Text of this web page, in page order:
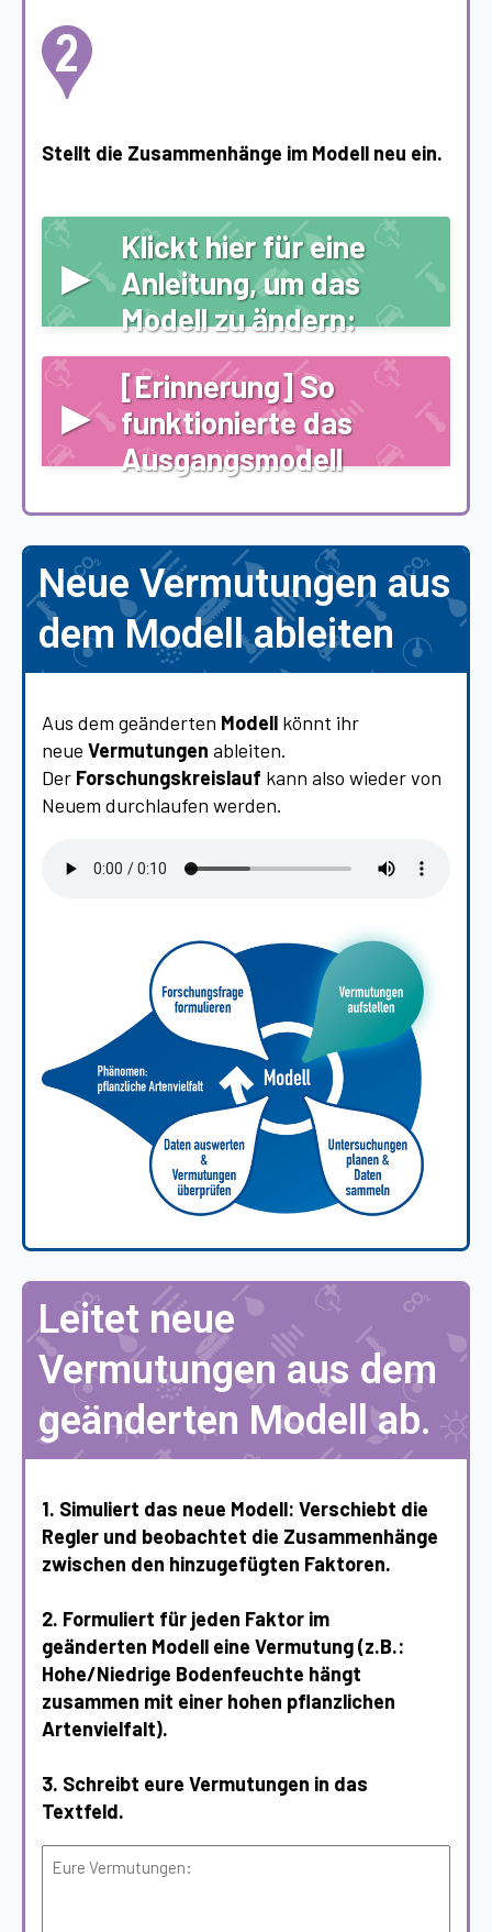
Stellt die Zusammenhänge im Modell neu ein.
▸
Klickt hier für eine
Anleitung, um das
Modell zu ändern:
▸
[Erinnerung] So
funktionierte das
Ausgangsmodell
Neue Vermutungen aus
dem Modell ableiten
Aus dem geänderten Modell könnt ihr
neue Vermutungen ableiten.
Der Forschungskreislauf kann also wieder von
Neuem durchlaufen werden.
Leitet neue
Vermutungen aus dem
geänderten Modell ab.
1. Simuliert das neue Modell: Verschiebt die
Regler und beobachtet die Zusammenhänge
zwischen den hinzugefügten Faktoren.
2. Formuliert für jeden Faktor im
geänderten Modell eine Vermutung (z.B.:
Hohe/Niedrige Bodenfeuchte hängt
zusammen mit einer hohen pflanzlichen
Artenvielfalt).
3. Schreibt eure Vermutungen in das
Textfeld.
Titel